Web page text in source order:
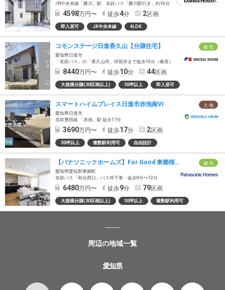
JR中央本線「勝川」駅 名鉄バス「勝川駅行き」約16分 「上大手」バス停徒歩4分
4598万円〜 徒歩4分 2区画
即入居可 JR中央本線 4LDK
建 売
コモンステージ日進香久山【分譲住宅】
愛知県日進市
「名鉄バス」の「香久山停」停留所まで徒歩10分（最長）
8440万円〜 徒歩10分 44区画
大規模分譲(30区画以上) 50坪以上 即入居可
土 地
スマートハイムプレイス日進市赤池南VI
愛知県日進市
名鉄豊田線 「赤池」駅 徒歩17分
3690万円〜 徒歩17分 2区画
50坪以上 複数駅利用可 自由設計
建 売
【パナソニックホームズ】For Good 東郷桜の丘
愛知県愛知郡東郷町
名鉄バス「和合西口」バス停下車・徒歩9分〜12分
6480万円〜 徒歩9分 79区画
大規模分譲(30区画以上) 50坪以上 複数駅利用可
周辺の地域一覧
愛知県